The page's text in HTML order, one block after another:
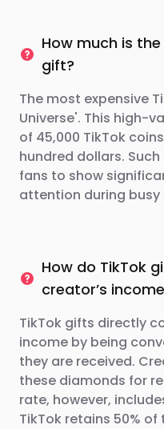
How much is
gift?
The most expensive
Universe'. This high-
of 45,000 TikTok
hundred dollars.
fans to show
attention during busy
How do TikTok
creator’s
TikTok gifts directly
income by being
they are received.
these diamonds for
rate, however,
TikTok retains 50% of